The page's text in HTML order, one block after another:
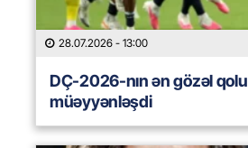
28.07.2026 - 13:00
DÇ-2026-nın ən gözəl qolu
müəyyənləşdi